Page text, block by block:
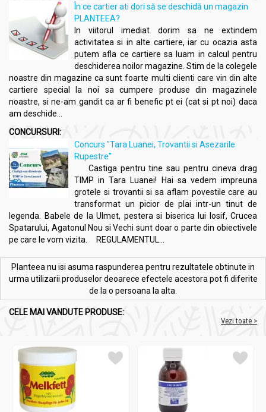
Ajută la eliminarea toxinelor și a metalelor grele din
organism.
Susține pierderea în greutate prin reducerea absorbției
glucidelor și lipidelor.
Calmează inflamațiile și disconfortul abdominal.
Sprijină dezvoltarea florei intestinale benefice.
Contribuie la reducerea nivelului de colesterol și a
apetitului.
Stimulează metabolismul și crește nivelul de energie.
Indicații:
Constipație și disconfort intestinal.
Detoxifierea și purificarea organismului.
Susținere în curele de slăbire și controlul greutății.
Precauții, contraindicații și sfaturi:
Complex Detoxifierea Colonului 28pl - FARES
Nu este recomandat în următoarele cazuri
Copii sub vârsta de 12 ani.
În caz de obstrucții și inflamații acute ale intestinelor.
Persoanelor cu hipersensibilitate la oricare dintre
ingredientele produsului.
Consumul de lichide:
Este esențial să consumați minimum 400ml de apă în
volumul și pentru a-și îndeplini eficient rolul. Lipsa apei
poate duce la balonare, crampe sau chiar constipație.
Reacții adverse inițiale
La începutul curei de detoxifiere, unele persoane pot
experimenta senzații de greață, dureri abdominale
În ce cartier ati dori să se deschidă un magazin
PLANTEEA?
In viitorul imediat dorim sa ne extindem
activitatea si in alte cartiere, iar cu ocazia asta
putem afla ce cartiere sa luam in calcul pentru
deschiderea noilor magazine. Stim de la colegele
noastre din magazine ca sunt foarte multi clienti care vin din alte
cartiere special la noi sa cumpere produse din magazinele
noastre, si ne-am gandit ca ar fi benefic pt ei (cat si pt noi) daca
am deschide...
CONCURSURI:
Concurs "Tara Luanei, Trovantii si Asezarile
Rupestre"
Castiga pentru tine sau pentru cineva drag
TIMP in Tara Luanei! Hai sa vedem impreuna
grotele si trovantii si sa aflam povestile care au
transformat un picior de plai intr-un tinut de
legenda. Babele de la Ulmet, pestera si biserica lui Iosif, Crucea
Spatarului, Agatonul Nou si Vechi sunt doar o parte din obiectivele
pe care le vom vizita. REGULAMENTUL...
Planteea nu isi asuma raspunderea pentru rezultatele obtinute in
urma utilizarii produselor deoarece efectele acestora pot fi diferite
de la o persoana la alta.
CELE MAI VANDUTE PRODUSE:
Vezi toate >